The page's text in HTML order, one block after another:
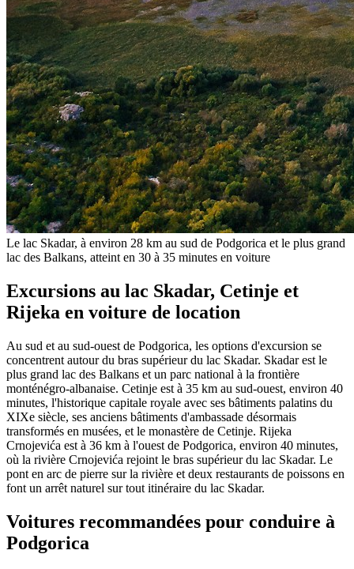
Le lac Skadar, à environ 28 km au sud de Podgorica et le plus grand
lac des Balkans, atteint en 30 à 35 minutes en voiture
Excursions au lac Skadar, Cetinje et
Rijeka en voiture de location
Au sud et au sud-ouest de Podgorica, les options d'excursion se
concentrent autour du bras supérieur du lac Skadar. Skadar est le
plus grand lac des Balkans et un parc national à la frontière
monténégro-albanaise. Cetinje est à 35 km au sud-ouest, environ 40
minutes, l'historique capitale royale avec ses bâtiments palatins du
XIXe siècle, ses anciens bâtiments d'ambassade désormais
transformés en musées, et le monastère de Cetinje. Rijeka
Crnojevića est à 36 km à l'ouest de Podgorica, environ 40 minutes,
où la rivière Crnojevića rejoint le bras supérieur du lac Skadar. Le
pont en arc de pierre sur la rivière et deux restaurants de poissons en
font un arrêt naturel sur tout itinéraire du lac Skadar.
Voitures recommandées pour conduire à
Podgorica